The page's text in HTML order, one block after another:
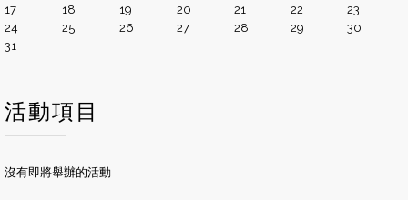
17
18 19 20 21 22
23
24
25 26 27 28 29
30
31
活動項目
沒有即將舉辦的活動